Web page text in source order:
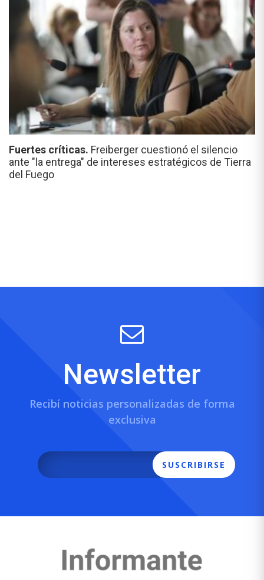
Fuertes críticas. Freiberger cuestionó el silencio
ante "la entrega" de intereses estratégicos de Tierra
del Fuego
Newsletter
Recibí noticias personalizadas de forma
exclusiva
SUSCRIBIRSE